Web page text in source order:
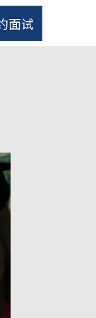
面试